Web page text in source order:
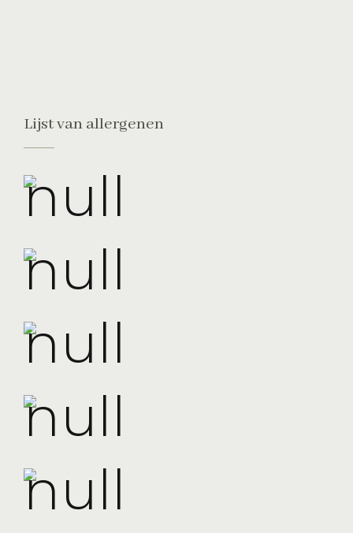
Lijst van allergenen